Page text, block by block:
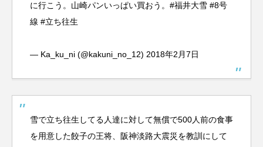
に行こう。山崎パンいっぱい買おう。 #福井大雪 #8号
線 #立ち往生
— Ka_ku_ni (@kakuni_no_12) 2018年2月7日
雪で立ち往生してる人達に対して無償で500人前の食事
を用意した餃子の王将、阪神淡路大震災を教訓にして